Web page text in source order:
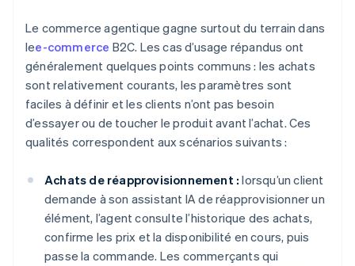
Le commerce agentique gagne surtout du terrain dans
lee-commerce B2C. Les cas d’usage répandus ont
généralement quelques points communs : les achats
sont relativement courants, les paramètres sont
faciles à définir et les clients n’ont pas besoin
d’essayer ou de toucher le produit avant l’achat. Ces
qualités correspondent aux scénarios suivants :
Achats de réapprovisionnement : lorsqu’un client
demande à son assistant IA de réapprovisionner un
élément, l’agent consulte l’historique des achats,
confirme les prix et la disponibilité en cours, puis
passe la commande. Les commerçants qui